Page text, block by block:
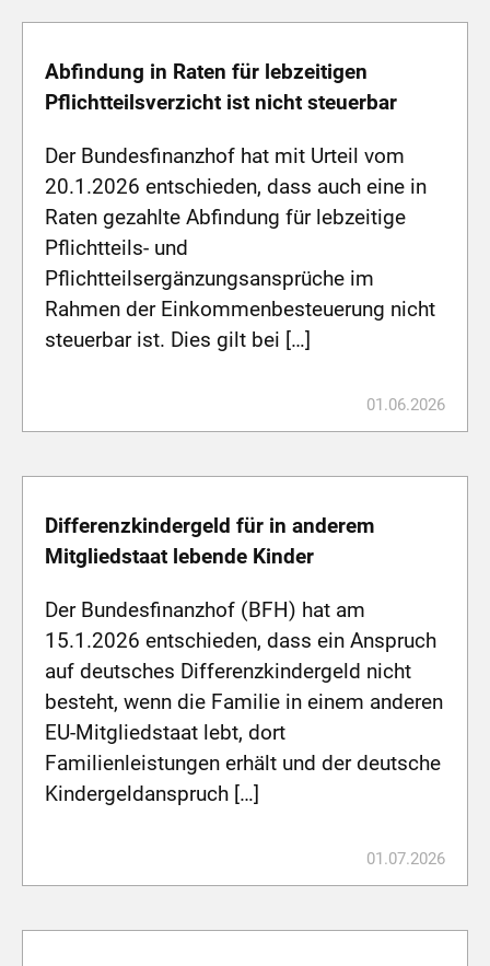
Abfindung in Raten für lebzeitigen
Pflichtteilsverzicht ist nicht steuerbar
Der Bundesfinanzhof hat mit Urteil vom
20.1.2026 entschieden, dass auch eine in
Raten gezahlte Abfindung für lebzeitige
Pflichtteils- und
Pflichtteilsergänzungsansprüche im
Rahmen der Einkommenbesteuerung nicht
steuerbar ist. Dies gilt bei […]
01.06.2026
Differenzkindergeld für in anderem
Mitgliedstaat lebende Kinder
Der Bundesfinanzhof (BFH) hat am
15.1.2026 entschieden, dass ein Anspruch
auf deutsches Differenzkindergeld nicht
besteht, wenn die Familie in einem anderen
EU-Mitgliedstaat lebt, dort
Familienleistungen erhält und der deutsche
Kindergeldanspruch […]
01.07.2026